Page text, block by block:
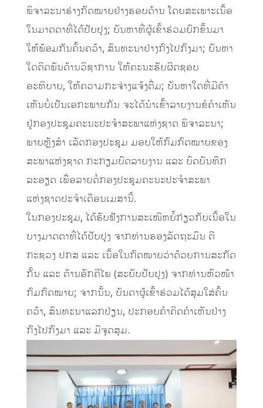
ພິຈາລະນາຮ່າງກົດໝາຍຢ່າງຮອບດ້ານ ໂດຍສະເພາະເນື້ອ
ໃນມາດຕາທີ່ໄດ້ປັບປຸງ; ບັນຫາທີ່ຜູ້ເຂົ້າຮ່ວມຍົກຂຶ້ນມາ
ໃຫ້ພ້ອມກັນຄົ້ນຄວ້າ, ສົນທະນາຢ່າງກົງໄປກົງມາ; ບັນຫາ
ໃດຕິດພັນດ້ານວິຊາການ ໃຫ້ຄະນະຮັບຜິດຊອບ
ອະທິບາຍ, ໃຫ້ຄວາມກະຈ່າງແຈ້ງຕື່ມ; ບັນຫາໃດທີ່ມີຄຳ
ເຫັນບໍ່ເປັນເອກະພາບກັນ ຈະໄດ້ນຳເຂົ້າລາຍງານຂໍຄຳເຫັນ
ຢູ່ກອງປະຊຸມຄະນະປະຈຳສະພາແຫ່ງຊາດ ພິຈາລະນາ;
ພາຍຫຼັງສຳ ເລັດກອງປະຊຸມ ມອບໃຫ້ກົມກົດໝາຍຂອງ
ສະພາແຫ່ງຊາດ ກະກຽມບົດລາຍງານ ແລະ ບົດບັນທຶກ
ລະອຽດ ເພື່ອລາຍຕໍ່ກອງປະຊຸມຄະນະປະຈຳສະພາ
ແຫ່ງຊາດປະຈຳເດືອນເມສານີ້.
ໃນກອງປະຊຸມ, ໄດ້ຮັບຟັງການສະເໜີຫຍໍ້ກ່ຽວກັບເນື້ອໃນ
ບາງມາດຕາທີ່ໄດ້ປັບປຸງ ຈາກທ່ານຮອງລັດຖະມົນ ຕີ
ກະຊວງ ປກສ ແລະ ເນື້ອໃນກົດໝາຍວ່າດ້ວຍການສະກັດ
ກັ້ນ ແລະ ຕ້ານອັກຄີໄພ (ສະບັບປັບປຸງ) ຈາກທ່ານຫົວໜ້າ
ກົມກົດໝາຍ; ຈາກນັ້ນ, ບັນດາຜູ້ເຂົ້າຮ່ວມໄດ້ສຸມໃສ່ຄົ້ນ
ຄວ້າ, ສົນທະນາແລກປ່ຽນ, ປະກອບຄຳຄິດຄຳເຫັນຢ່າງ
ກົງໄປກົງມາ ແລະ ມີຈຸດສຸມ.